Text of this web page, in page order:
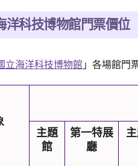
洋科技博物館門票價位
立海洋科技博物館 」各場館門
主題
館
第一特展
廳